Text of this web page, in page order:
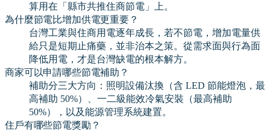
算用在「縣市共推住商節電」上。
為什麼節電比增加供電更重要？
台灣工業與住商用電逐年成長，若不節電，增加電量供
給只是短期止痛藥，並非治本之策。從需求面與行為面
降低用電，才是台灣缺電的根本解方。
商家可以申請哪些節電補助？
補助分三大方向：照明設備汰換（含 LED 節能燈泡，最
高補助 50%）、一二級能效冷氣安裝（最高補助
50%），以及能源管理系統建置。
住戶有哪些節電獎勵？